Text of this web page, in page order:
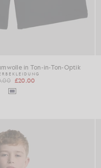
in Ton-in-Ton-Optik
£20.00